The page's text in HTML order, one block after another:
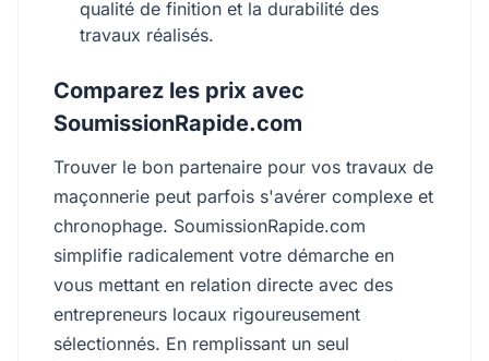
qualité de finition et la durabilité des
travaux réalisés.
Comparez les prix avec
SoumissionRapide.com
Trouver le bon partenaire pour vos travaux de
maçonnerie peut parfois s'avérer complexe et
chronophage. SoumissionRapide.com
simplifie radicalement votre démarche en
vous mettant en relation directe avec des
entrepreneurs locaux rigoureusement
sélectionnés. En remplissant un seul